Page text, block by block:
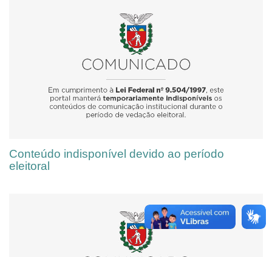
Conteúdo indisponível devido ao período
eleitoral